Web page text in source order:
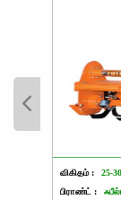
விகிதம் : 25-
பிராண்ட் :